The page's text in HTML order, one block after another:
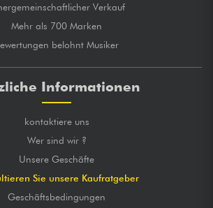
Verkauf
Mehr als 700 Marken
belohnt Musiker
Informationen
kontaktiere uns
Wer sind wir ?
Unsere Geschäfte
Sie unsere Kaufratgeber
Geschäftsbedingungen